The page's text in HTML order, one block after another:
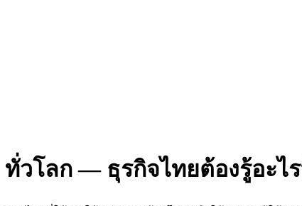
วโลก — ธุรกิจไทยต้องรู้อะไร